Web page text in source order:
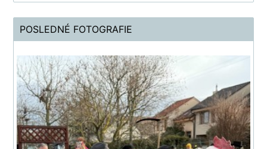
POSLEDNÉ FOTOGRAFIE